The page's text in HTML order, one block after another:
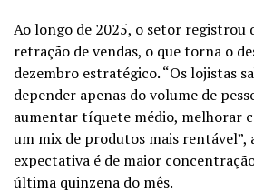
Ao longo de 2025, o setor registrou
retração de vendas, o que torna o
dezembro estratégico. “Os lojistas
depender apenas do volume de
aumentar tíquete médio, melhorar
um mix de produtos mais rentável”,
expectativa é de maior
última quinzena do mês.